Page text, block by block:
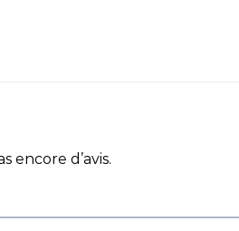
encore d’avis.